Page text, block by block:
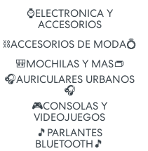
⌚ELECTRONICA Y
ACCESORIOS
⛓️ACCESORIOS DE MODA💍
🎒MOCHILAS Y MAS👝
🎧AURICULARES URBANOS
🎧
🎮CONSOLAS Y
VIDEOJUEGOS
🎵PARLANTES
BLUETOOTH🎵